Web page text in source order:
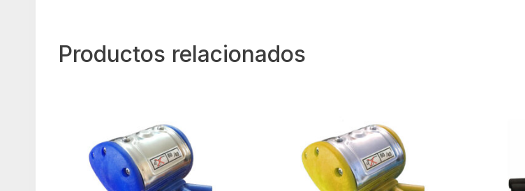
Productos relacionados